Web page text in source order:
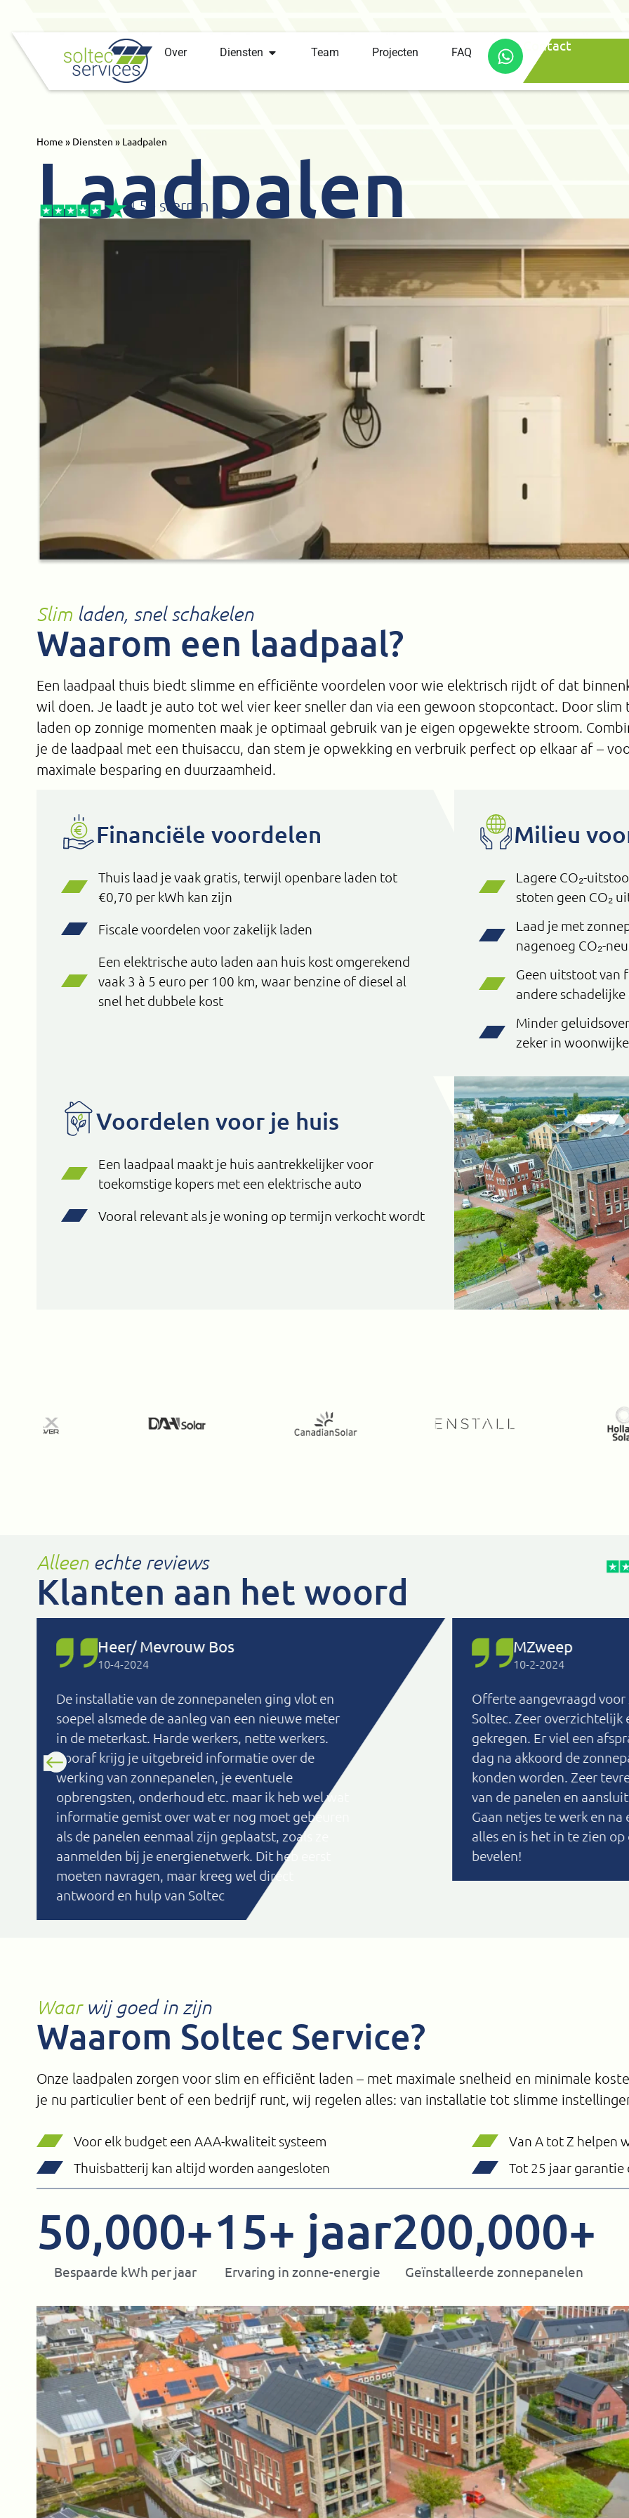
Over Diensten Team Projecten FAQ Contact
Home » Diensten » Laadpalen
Laadpalen
4,5+ sterren
Slim laden, snel schakelen
Waarom een laadpaal?
Een laadpaal thuis biedt slimme en efficiënte voordelen voor wie elektrisch rijdt of dat
wil doen. Je laadt je auto tot wel vier keer sneller dan via een gewoon stopcontact. Door slim
laden op zonnige momenten maak je optimaal gebruik van je eigen opgewekte stroom.
je de laadpaal met een thuisaccu, dan stem je opwekking en verbruik perfect op elkaar af –
maximale besparing en duurzaamheid.
Financiële voordelen
Thuis laad je vaak gratis, terwijl openbare laden tot
€0,70 per kWh kan zijn
Fiscale voordelen voor zakelijk laden
Een elektrische auto laden aan huis kost omgerekend
vaak 3 à 5 euro per 100 km, waar benzine of diesel al
snel het dubbele kost
Milieu
Lagere CO₂-
stoten geen CO₂
Laad je met
nagenoeg CO₂-
Geen uitstoot van
andere
Minder
zeker in
Voordelen voor je huis
Een laadpaal maakt je huis aantrekkelijker voor
toekomstige kopers met een elektrische auto
Vooral relevant als je woning op termijn verkocht wordt
Alleen echte reviews
Klanten aan het woord
Heer/ Mevrouw Bos
10-4-2024
De installatie van de zonnepanelen ging vlot en
soepel alsmede de aanleg van een nieuwe meter
in de meterkast. Harde werkers, nette werkers.
Vooraf krijg je uitgebreid informatie over de
werking van zonnepanelen, je eventuele
opbrengsten, onderhoud etc. maar ik heb wel wat
informatie gemist over wat er nog moet gebeuren
als de panelen eenmaal zijn geplaatst, zoals ze
aanmelden bij je energienetwerk. Dit heb eerst
moeten navragen, maar kreeg wel direct
antwoord en hulp van Soltec
MZweep
10-2-2024
Offerte aangevraagd voor
Soltec. Zeer overzichtelijk
gekregen. Er viel een
dag na akkoord de
konden worden. Zeer
van de panelen en
Gaan netjes te werk en na
alles en is het in te zien
bevelen!
Waarwij goed in zijn
Waarom Soltec Service?
Onze laadpalen zorgen voor slim en efficiënt laden – met maximale snelheid en minimale
je nu particulier bent of een bedrijf runt, wij regelen alles: van installatie tot slimme
Voor elk budget een AAA-kwaliteit systeem
Thuisbatterij kan altijd worden aangesloten
Van A tot Z helpen
Tot 25 jaar
Bespaarde kWh per jaar
50,000+
Ervaring in zonne-energie
15+ jaar
Geïnstalleerde zonnepanelen
200,000+